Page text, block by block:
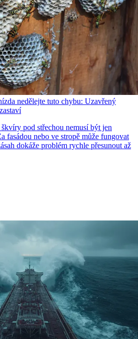
nedělejte tuto chybu: Uzavřený
pod střechou nemusí být jen
fasádou nebo ve stropě může fungovat
dokáže problém rychle přesunout až